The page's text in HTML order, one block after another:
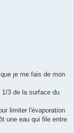
je me fais de mon
3 de la surface du
limiter l'évaporation
une eau qui file entre